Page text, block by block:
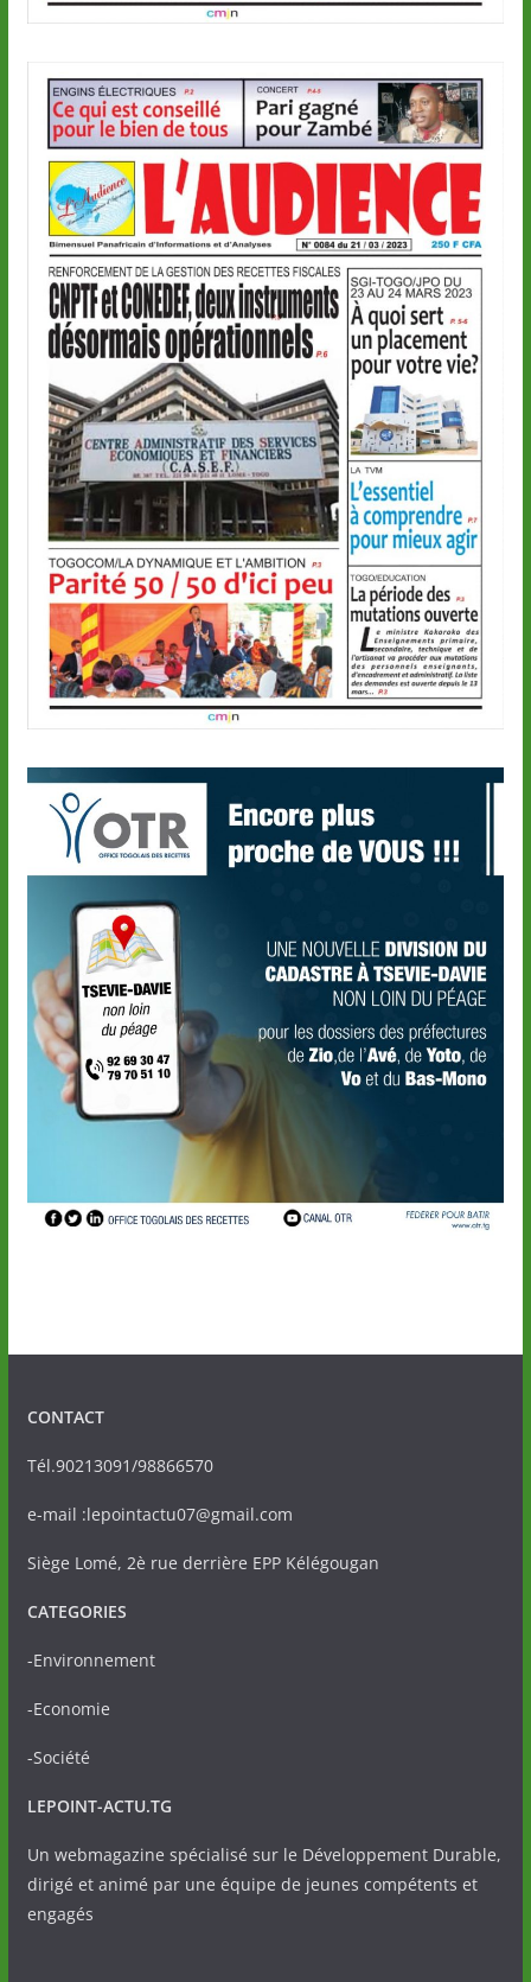
CONTACT
Tél.90213091/98866570
e-mail :lepointactu07@gmail.com
Siège Lomé, 2è rue derrière EPP Kélégougan
CATEGORIES
-Environnement
-Economie
-Société
LEPOINT-ACTU.TG
Un webmagazine spécialisé sur le Développement Durable,
dirigé et animé par une équipe de jeunes compétents et
engagés